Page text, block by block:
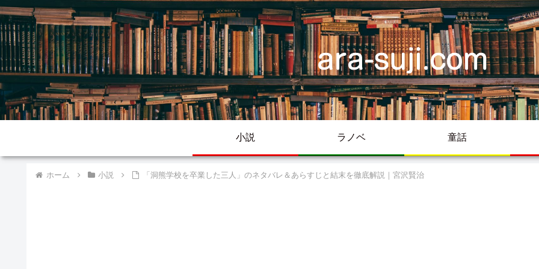
小説 ラノベ 童話
ホーム 小説 「洞熊学校を卒業した三人」のネタバレ＆あらすじと結末を徹底解説｜宮沢賢治